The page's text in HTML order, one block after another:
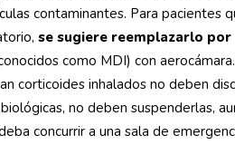
contaminantes. Para pacientes
se sugiere reemplazarlo
como MDI) con
corticoides inhalados no deben
no deben suspenderlas,
concurrir a una sala de